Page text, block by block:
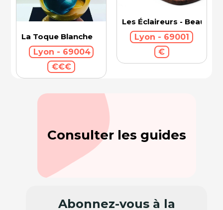
La Toque Blanche
Lyon - 69004
€€€
Les Éclaireurs - Beaux-
Lyon - 69001
€
Consulter les guides
Abonnez-vous à la